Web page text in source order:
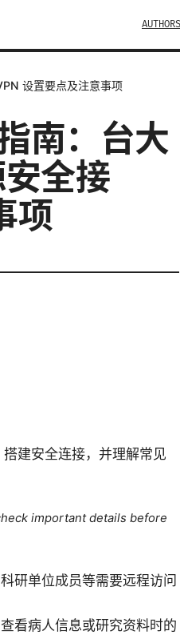
AUTHORS
设置要点及注意事项
南：台大
全接
项
建安全连接，并理解常见
important details before
研单位成员等需要远程访问
看病人信息或研究资料时的